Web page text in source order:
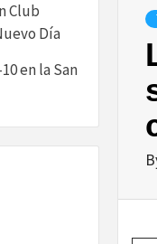
Club
Día
en la San